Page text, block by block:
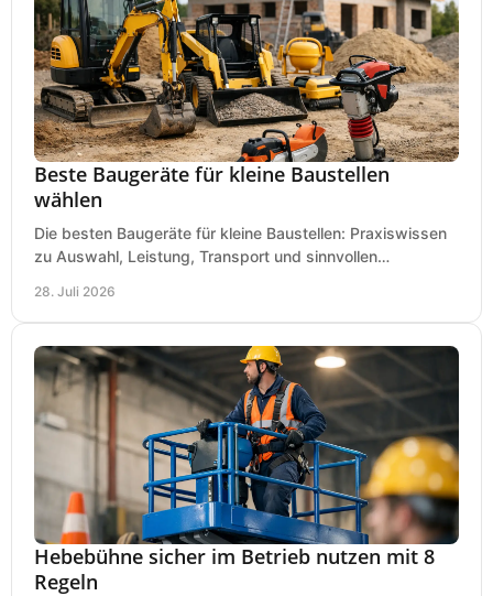
Beste Baugeräte für kleine Baustellen
wählen
Die besten Baugeräte für kleine Baustellen: Praxiswissen
zu Auswahl, Leistung, Transport und sinnvollen
28. Juli 2026
Hebebühne sicher im Betrieb nutzen mit 8
Regeln